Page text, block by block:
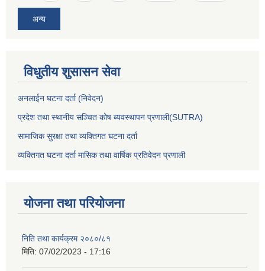
अन्य
विधुतीय शुसासन सेवा
अनलाईन घटना दर्ता (निवेदन)
प्रदेश तथा स्थानीय सञ्चित कोष ब्यवस्थापन प्रणाली(SUTRA)
सामाजिक सुरक्षा तथा व्यक्तिगत घटना दर्ता
व्यक्तिगत घटना दर्ता मासिक तथा वार्षिक प्रतिवेदन प्रणाली
योजना तथा परियोजना
निति तथा कार्यक्रम २०८०/८१
मिति: 07/02/2023 - 17:16